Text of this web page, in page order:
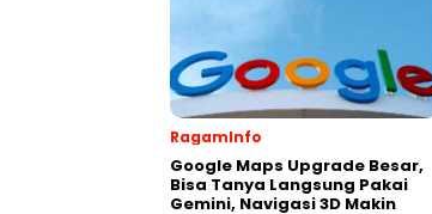
RagamInfo
Google Maps Upgrade Besar,
Bisa Tanya Langsung Pakai
Gemini, Navigasi 3D Makin